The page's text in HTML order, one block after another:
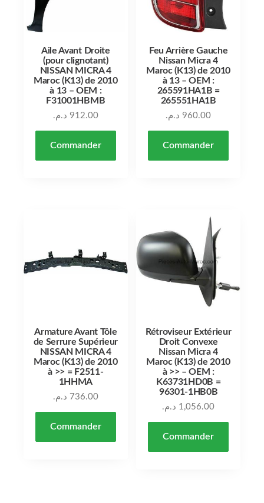
Aile Avant Droite
(pour clignotant)
NISSAN MICRA 4
Maroc (K13) de 2010
à 13 – OEM :
F31001HBMB
912.00 د.م.
Commander
Feu Arrière Gauche
Nissan Micra 4
Maroc (K13) de 2010
à 13 – OEM :
265591HA1B =
265551HA1B
960.00 د.م.
Commander
Armature Avant Tôle
de Serrure Supérieur
NISSAN MICRA 4
Maroc (K13) de 2010
à >> = F2511-
1HHMA
736.00 د.م.
Commander
Rétroviseur Extérieur
Droit Convexe
Nissan Micra 4
Maroc (K13) de 2010
à >> – OEM :
K63731HD0B =
96301-1HB0B
1,056.00 د.م.
Commander